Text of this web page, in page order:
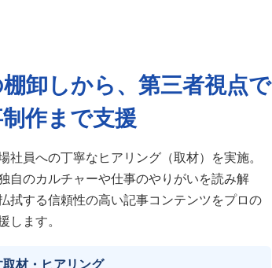
卸しから、第三者視点で
作まで支援
社員への丁寧なヒアリング（取材）を実施。
自のカルチャーや仕事のやりがいを読み解
拭する信頼性の高い記事コンテンツをプロの
します。
材・ヒアリング